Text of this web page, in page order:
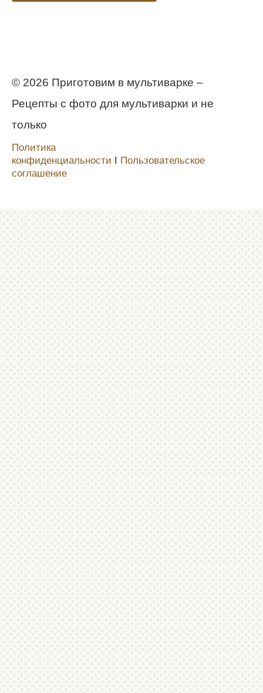
© 2026 Приготовим в мультиварке –
Рецепты с фото для мультиварки и не
только
Политика
конфиденциальности Ι Пользовательское
соглашение